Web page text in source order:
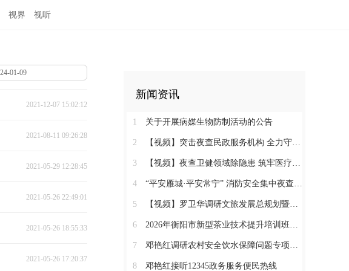
视界 视听
2021-12-07 15:02:12
2021-08-11 09:26:28
2021-05-29 12:28:45
2021-05-26 22:49:01
2021-05-26 18:55:33
2021-05-26 17:20:37
新闻资讯
1 关于开展病媒生物防制活动的公告
2 【视频】突击夜查民政服务机构 全力守护特殊群体安全
3 【视频】夜查卫健领域除隐患 筑牢医疗机构消防安全“防火墙”
4 “平安雁城·平安常宁” 消防安全集中夜查行动通告
5 【视频】罗卫华调研文旅发展总规划暨农文旅发展工作
6 2026年衡阳市新型茶业技术提升培训班在塔山瑶族乡开班
7 邓艳红调研农村安全饮水保障问题专项整治和抗旱保水工作
8 邓艳红接听12345政务服务便民热线